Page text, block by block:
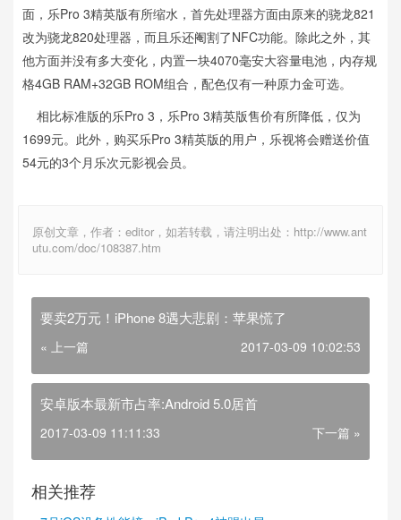
面，乐Pro 3精英版有所缩水，首先处理器方面由原来的骁龙821
改为骁龙820处理器，而且乐还阉割了NFC功能。除此之外，其
他方面并没有多大变化，内置一块4070毫安大容量电池，内存规
格4GB RAM+32GB ROM组合，配色仅有一种原力金可选。
相比标准版的乐Pro 3，乐Pro 3精英版售价有所降低，仅为
1699元。此外，购买乐Pro 3精英版的用户，乐视将会赠送价值
54元的3个月乐次元影视会员。
原创文章，作者：editor，如若转载，请注明出处：http://www.ant
utu.com/doc/108387.htm
要卖2万元！iPhone 8遇大悲剧：苹果慌了
« 上一篇 2017-03-09 10:02:53
安卓版本最新市占率:Android 5.0居首
2017-03-09 11:11:33 下一篇 »
相关推荐